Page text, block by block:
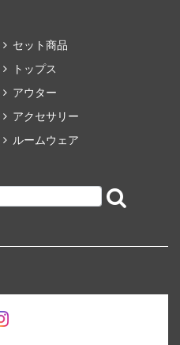
セット商品
トップス
アウター
アクセサリー
ルームウェア